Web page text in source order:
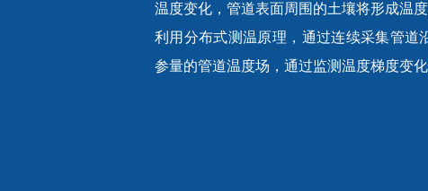
温度变化，管道表面周围的土壤将形成温度
利用分布式测温原理，通过连续采集管道
参量的管道温度场，通过监测温度梯度变